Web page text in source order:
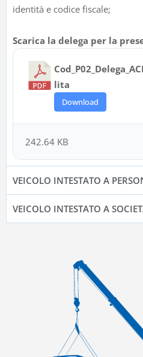
identità e codice fiscale;
Scarica la delega per la
lita
Download
242.64 KB
VEICOLO INTESTATO A
VEICOLO INTESTATO A